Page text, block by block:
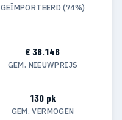
GEÏMPORTEERD (74%)
€ 38.146
GEM. NIEUWPRIJS
130 pk
GEM. VERMOGEN